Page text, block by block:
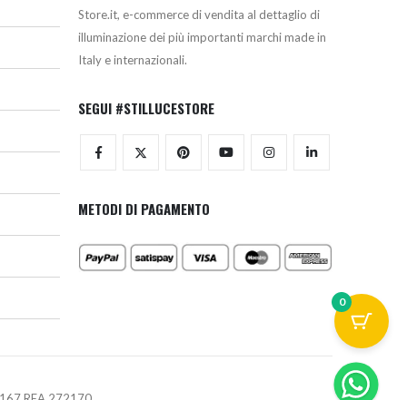
Store.it, e-commerce di vendita al dettaglio di
illuminazione dei più importanti marchi made in
Italy e internazionali.
SEGUI #STILLUCESTORE
METODI DI PAGAMENTO
0